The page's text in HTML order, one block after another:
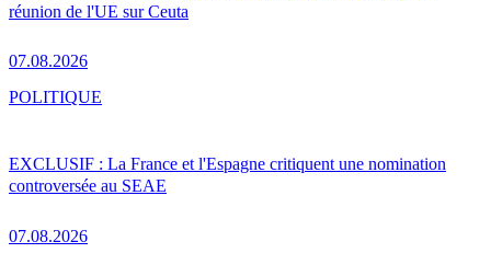
réunion de l'UE sur Ceuta
07.08.2026
EXCLUSIF : La France et l'Espagne critiquent une nomination
controversée au SEAE
07.08.2026
POLITIQUE